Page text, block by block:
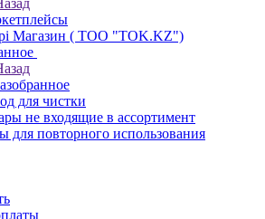
Магазин ( ТОО "TOK.KZ")
для чистки
не входящие в ассортимент
для повторного использования